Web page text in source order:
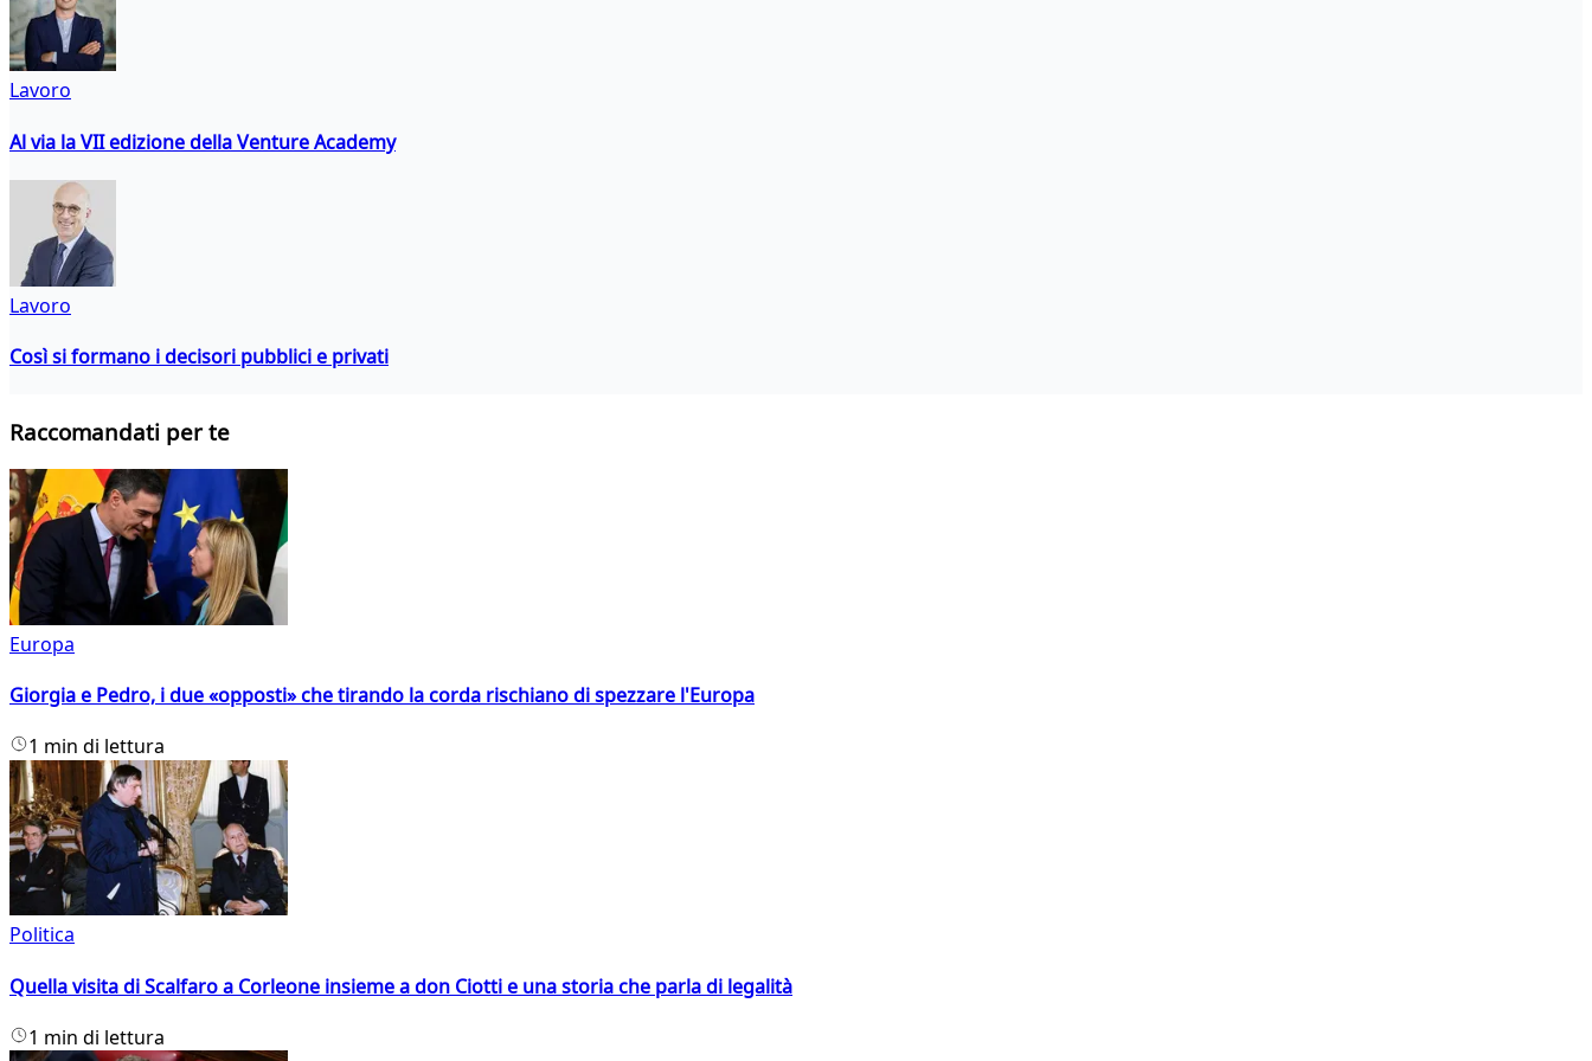
Lavoro
Al via la VII edizione della Venture Academy
Lavoro
Così si formano i decisori pubblici e privati
Raccomandati per te
Europa
Giorgia e Pedro, i due «opposti» che tirando la corda rischiano di spezzare l'Europa
1 min di lettura
Politica
Quella visita di Scalfaro a Corleone insieme a don Ciotti e una storia che parla di legalità
1 min di lettura